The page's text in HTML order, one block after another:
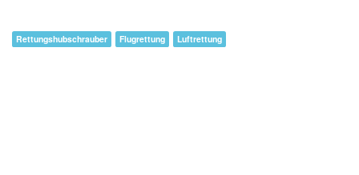
Rettungshubschrauber Flugrettung Luftrettung